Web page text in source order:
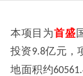
本项目为首盛
投资9.8亿元，
地面积约